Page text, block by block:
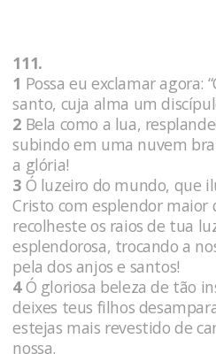
111.
1 Possa eu exclamar agora:
santo, cuja alma um
2 Bela como a lua,
subindo em uma nuvem
a glória!
3 Ó luzeiro do mundo, que
Cristo com esplendor maior
recolheste os raios de tua
esplendorosa, trocando a
pela dos anjos e santos!
4Ó gloriosa beleza de tão
deixes teus filhos
estejas mais revestido de
nossa.